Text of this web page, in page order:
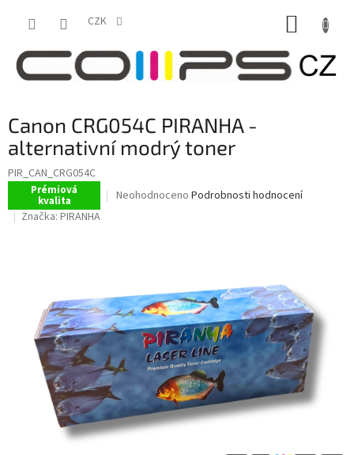
CZK
Canon CRG054C PIRANHA -
alternativní modrý toner
PIR_CAN_CRG054C
Prémiová
kvalita
Průměrné
hvězdiček.
Neohodnoceno Podrobnosti hodnocení
Značka: PIRANHA